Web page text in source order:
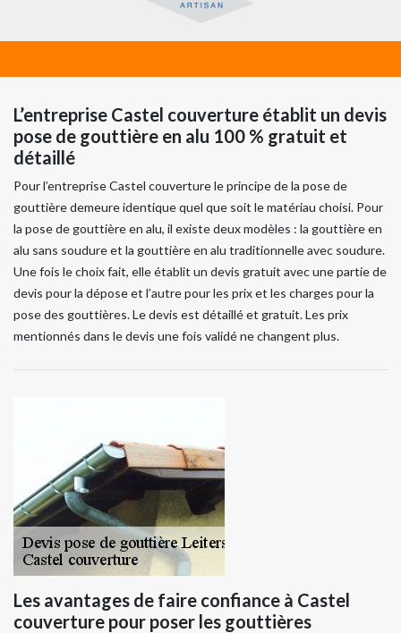
L’entreprise Castel couverture établit un devis
pose de gouttière en alu 100 % gratuit et
détaillé
Pour l’entreprise Castel couverture le principe de la pose de
gouttière demeure identique quel que soit le matériau choisi. Pour
la pose de gouttière en alu, il existe deux modèles : la gouttière en
alu sans soudure et la gouttière en alu traditionnelle avec soudure.
Une fois le choix fait, elle établit un devis gratuit avec une partie de
devis pour la dépose et l’autre pour les prix et les charges pour la
pose des gouttières. Le devis est détaillé et gratuit. Les prix
mentionnés dans le devis une fois validé ne changent plus.
Les avantages de faire confiance à Castel
couverture pour poser les gouttières